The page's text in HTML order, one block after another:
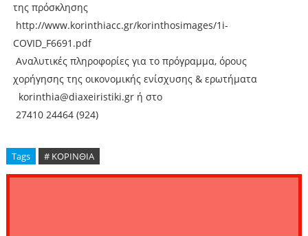
της πρόσκλησης
http://www.korinthiacc.gr/korinthosimages/1i-
COVID_F6691.pdf
Αναλυτικές πληροφορίες για το πρόγραμμα, όρους
χορήγησης της οικονομικής ενίσχυσης & ερωτήματα
korinthia@diaxeiristiki.gr ή στο
27410 24464 (924)
Tags # ΚΟΡΙΝΘΙΑ